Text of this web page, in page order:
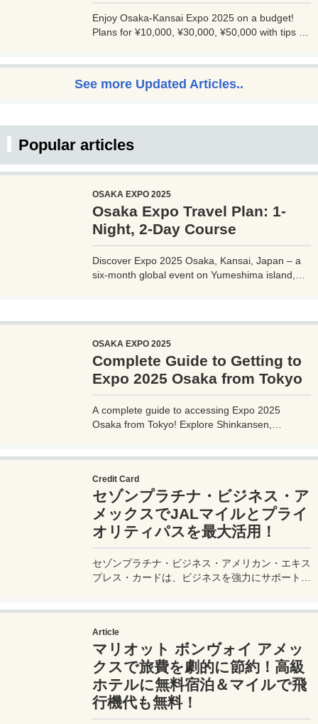
Enjoy Osaka-Kansai Expo 2025 on a budget!
Plans for ¥10,000, ¥30,000, ¥50,000 with tips to
See more Updated Articles..
Popular articles
OSAKA EXPO 2025
Osaka Expo Travel Plan: 1-
Night, 2-Day Course
Discover Expo 2025 Osaka, Kansai, Japan – a
six-month global event on Yumeshima island,
OSAKA EXPO 2025
Complete Guide to Getting to
Expo 2025 Osaka from Tokyo
A complete guide to accessing Expo 2025
Osaka from Tokyo! Explore Shinkansen,
Credit Card
セゾンプラチナ・ビジネス・ア
メックスでJALマイルとプライ
オリティパスを最大活用！
セゾンプラチナ・ビジネス・アメリカン・エキス
プレス・カードは、ビジネスを強力にサポートす
最適です。初年度の年会費無料も魅力。ステータ
スと実用性を兼ね備えたビジネスカードで、あな
たのビジネスをワンランクアップさせませんか？
Article
マリオット ボンヴォイ アメッ
クスで旅費を劇的に節約！高級
ホテルに無料宿泊＆マイルで飛
行機代も無料！